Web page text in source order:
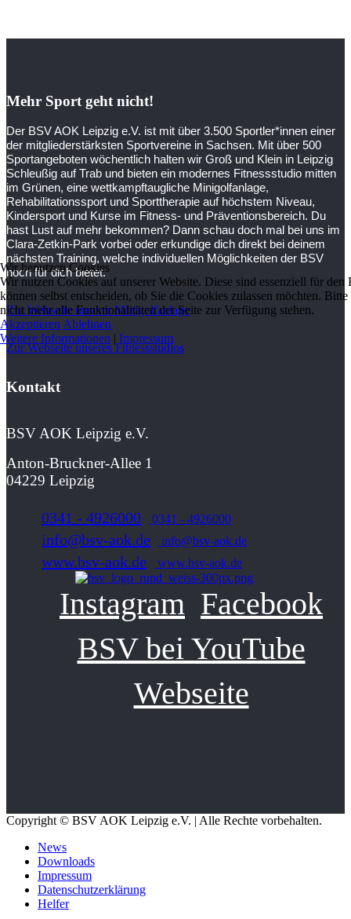
Mehr Sport geht nicht!
Der BSV AOK Leipzig e.V. ist mit über 3.500 Sportler*innen einer
der mitgliederstärksten Sportvereine in Sachsen. Mit über 500
Sportangeboten wöchentlich halten wir Groß und Klein in Leipzig
Schleußig auf Trab und bieten ein modernes Fitnessstudio mitten
im Grünen, eine wettkampftaugliche Minigolfanlage,
Rehabilitationssport und Sporttherapie auf höchstem Niveau,
Kindersport und Kurse im Fitness- und Präventionsbereich. Du
hast Lust auf mehr bekommen? Dann schau doch mal bei uns im
Clara-Zetkin-Park vorbei oder erkundige dich direkt bei deinem
nächsten Training, welche individuellen Möglichkeiten der BSV
noch für dich bietet.
Zur Webseite unserer Minigolfanlage
Zur Webseite unseres Fitnessstudios
Kontakt
BSV AOK Leipzig e.V.
Anton-Bruckner-Allee 1
04229 Leipzig
0341 - 4926000 0341 - 4926000
info@bsv-aok.de info@bsv-aok.de
www.bsv-aok.de www.bsv-aok.de
Instagram Facebook
BSV bei YouTube
Webseite
Copyright © BSV AOK Leipzig e.V. | Alle Rechte vorbehalten.
News
Downloads
Impressum
Datenschutzerklärung
Helfer
Wir benutzen Cookies
Wir nutzen Cookies auf unserer Website. Diese sind essenziell für
können selbst entscheiden, ob Sie die Cookies zulassen möchten.
nicht mehr alle Funktionalitäten der Seite zur Verfügung stehen.
Akzeptieren Ablehnen
Weitere Informationen | Impressum